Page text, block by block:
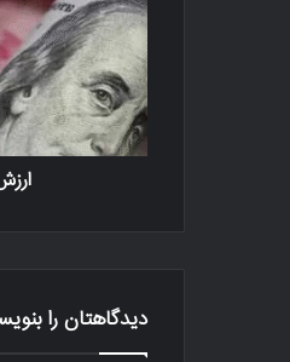
دیدگاهتان را